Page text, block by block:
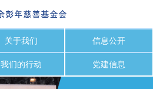
关于我们 信息公开
我们的行动 党建信息